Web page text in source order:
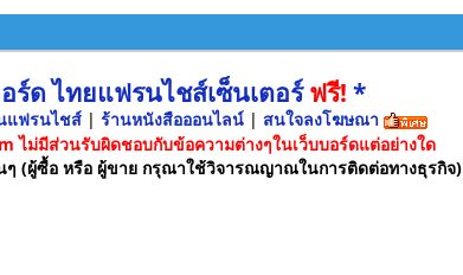
ร์ด ไทยแฟรนไชส์เซ็นเตอร์ฟรี! *
แฟรนไชส์ | ร้านหนังสือออนไลน์ | สนใจลงโฆษณา
ไม่มีส่วนรับผิดชอบกับข้อความต่างๆในเว็บบอร์ดแต่อย่างใด
ๆ (ผู้ซื้อ หรือ ผู้ขาย กรุณาใช้วิจารณญาณในการติดต่อทางธุรกิจ)